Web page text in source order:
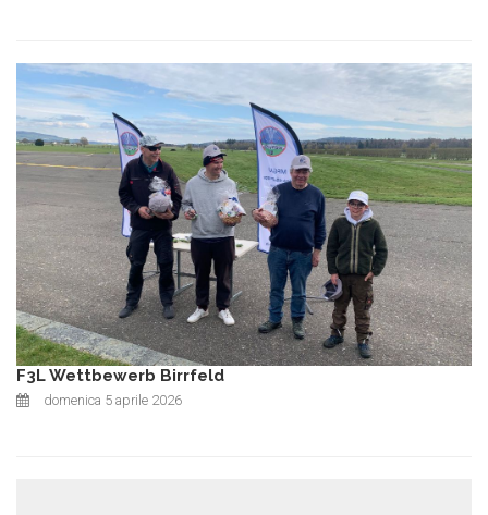
F3L Wettbewerb Birrfeld
domenica 5 aprile 2026